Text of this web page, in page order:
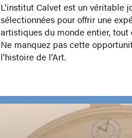
L'institut Calvet est un véritable
sélectionnées pour offrir une
artistiques du monde entier, tout
Ne manquez pas cette
l’histoire de l’Art.